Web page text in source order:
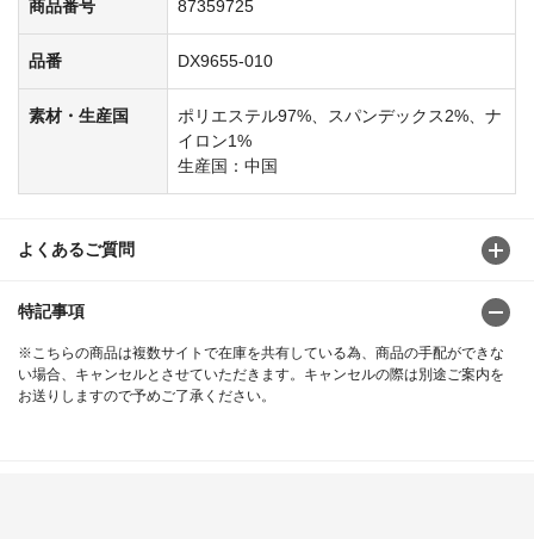
商品番号 87359725
品番 DX9655-010
素材・生産国
ポリエステル97%、スパンデックス2%、ナ
イロン1%
生産国：中国
よくあるご質問
特記事項
※こちらの商品は複数サイトで在庫を共有している為、商品の手配ができな
い場合、キャンセルとさせていただきます。キャンセルの際は別途ご案内を
お送りしますので予めご了承ください。